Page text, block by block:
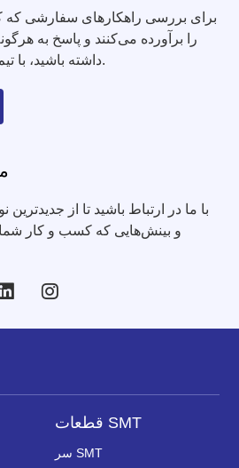
برای بررسی راهکارهای سفارشی که
را برآورده می‌کنند و پاسخ به
داشته باشید، با تیم فروش ما تماس بگیرید.
با ما در ارتباط باشید تا از جدیدترین
و بینش‌هایی که کسب و کار شما
قطعات SMT
سر SMT